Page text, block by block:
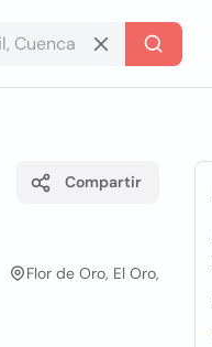
Compartir
Flor de Oro, El Oro,